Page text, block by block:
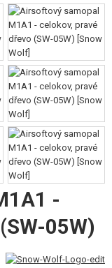
-
05W)